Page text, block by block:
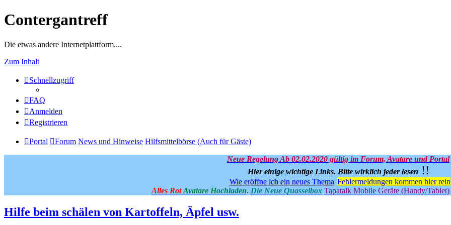
Contergantreff
Die etwas andere Internetplattform....
Zum Inhalt
Schnellzugriff
FAQ
Anmelden
Registrieren
Portal Forum News und Hinweise Hilfsmittelbörse (Auch für Gäste)
Neue Regelung Ab 02.02.2020 gültig im Forum, Avatare und Portal
Hier einige wichtige Links. Bitte wirklich jeder lesen !!
Wie eröffne ich ein neues Thema Fehlermeldungen kommen hier rein
Alles Rot Avatare Hochladen. Die Neue Quasselbox Tapatalk Mobile Geräte (Handy/Tablet)
Hilfe beim schälen von Kartoffeln, Äpfel usw.